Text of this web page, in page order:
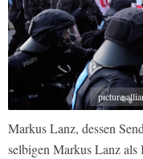
picture
Markus Lanz, dessen
selbigen Markus Lanz